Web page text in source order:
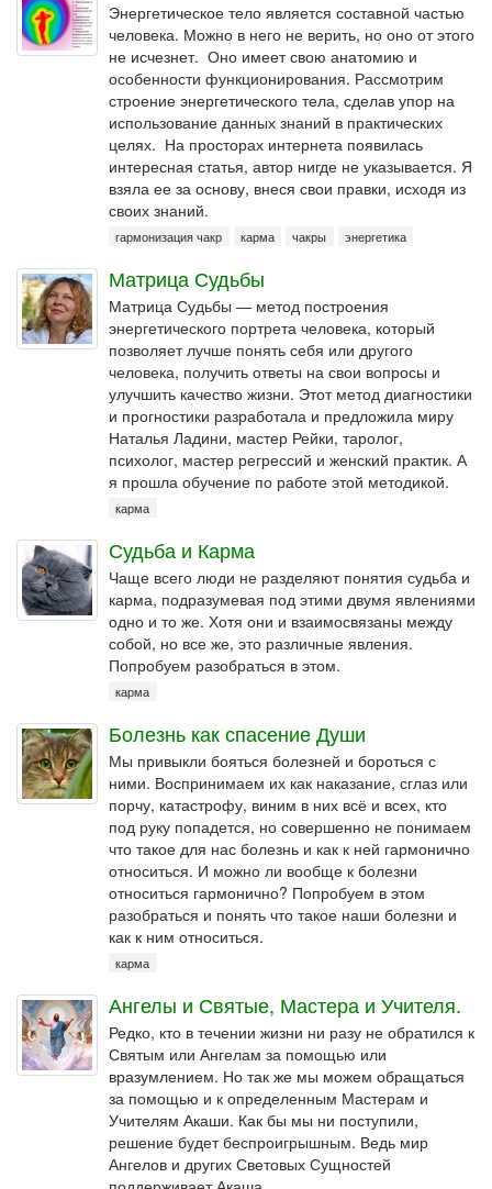
Энергетическое тело является составной частью
человека. Можно в него не верить, но оно от этого
не исчезнет. Оно имеет свою анатомию и
особенности функционирования. Рассмотрим
строение энергетического тела, сделав упор на
использование данных знаний в практических
целях. На просторах интернета появилась
интересная статья, автор нигде не указывается. Я
взяла ее за основу, внеся свои правки, исходя из
своих знаний.
гармонизация чакр карма чакры энергетика
Матрица Судьбы
Матрица Судьбы — метод построения
энергетического портрета человека, который
позволяет лучше понять себя или другого
человека, получить ответы на свои вопросы и
улучшить качество жизни. Этот метод диагностики
и прогностики разработала и предложила миру
Наталья Ладини, мастер Рейки, таролог,
психолог, мастер регрессий и женский практик. А
я прошла обучение по работе этой методикой.
карма
Судьба и Карма
Чаще всего люди не разделяют понятия судьба и
карма, подразумевая под этими двумя явлениями
одно и то же. Хотя они и взаимосвязаны между
собой, но все же, это различные явления.
Попробуем разобраться в этом.
карма
Болезнь как спасение Души
Мы привыкли бояться болезней и бороться с
ними. Воспринимаем их как наказание, сглаз или
порчу, катастрофу, виним в них всё и всех, кто
под руку попадется, но совершенно не понимаем
что такое для нас болезнь и как к ней гармонично
относиться. И можно ли вообще к болезни
относиться гармонично? Попробуем в этом
разобраться и понять что такое наши болезни и
как к ним относиться.
карма
Ангелы и Святые, Мастера и Учителя.
Редко, кто в течении жизни ни разу не обратился к
Святым или Ангелам за помощью или
вразумлением. Но так же мы можем обращаться
за помощью и к определенным Мастерам и
Учителям Акаши. Как бы мы ни поступили,
решение будет беспроигрышным. Ведь мир
Ангелов и других Световых Сущностей